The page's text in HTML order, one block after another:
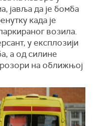
јавља да је бомба
када је
возила.
у експлозији
а од силине
на оближњој